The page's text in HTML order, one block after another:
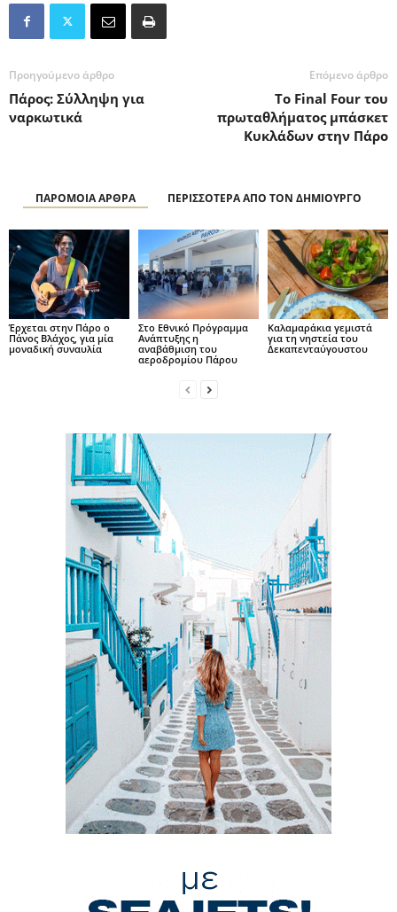
Προηγούμενο άρθρο
Πάρος: Σύλληψη για
ναρκωτικά
Επόμενο άρθρο
Το Final Four του
πρωταθλήματος μπάσκετ
Κυκλάδων στην Πάρο
ΠΑΡΟΜΟΙΑ ΑΡΘΡΑ ΠΕΡΙΣΣΟΤΕΡΑ ΑΠΟ ΤΟΝ ΔΗΜΙΟΥΡΓΟ
Έρχεται στην Πάρο ο
Πάνος Βλάχος, για μία
μοναδική συναυλία
Στο Εθνικό Πρόγραμμα
Ανάπτυξης η
αναβάθμιση του
αεροδρομίου Πάρου
Καλαμαράκια γεμιστά
για τη νηστεία του
Δεκαπενταύγουστου